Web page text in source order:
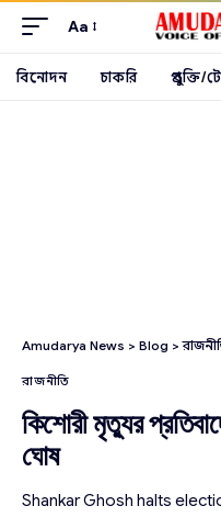
Aa
বিনোদন চাকরি
Amudarya News > Blog >
রাজনীতি
কিশোরী মৃত্যুর
ঘোষ
Shankar Ghosh halts